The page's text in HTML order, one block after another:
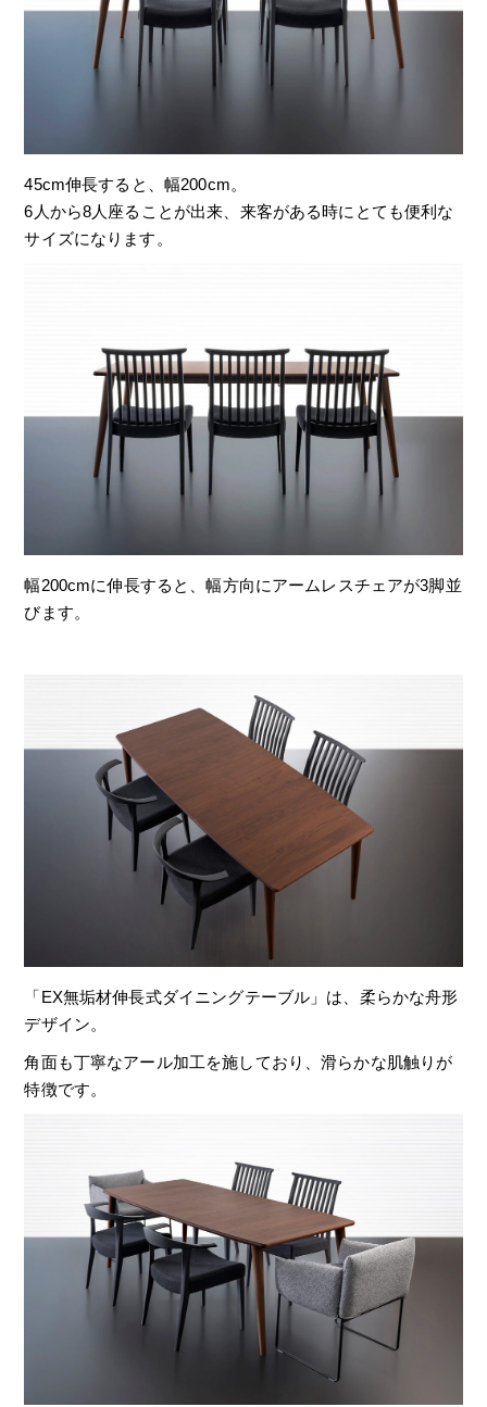
45cm伸長すると、幅200cm。
6人から8人座ることが出来、来客がある時にとても便利な
サイズになります。
幅200cmに伸長すると、幅方向にアームレスチェアが3脚並
びます。
「EX無垢材伸長式ダイニングテーブル」は、柔らかな舟形
デザイン。
角面も丁寧なアール加工を施しており、滑らかな肌触りが
特徴です。